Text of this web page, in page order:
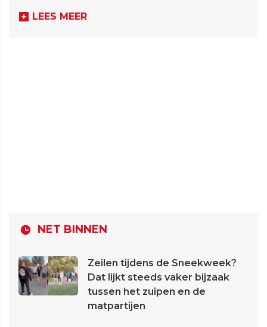
LEES MEER
NET BINNEN
Zeilen tijdens de Sneekweek?
Dat lijkt steeds vaker bijzaak
tussen het zuipen en de
matpartijen